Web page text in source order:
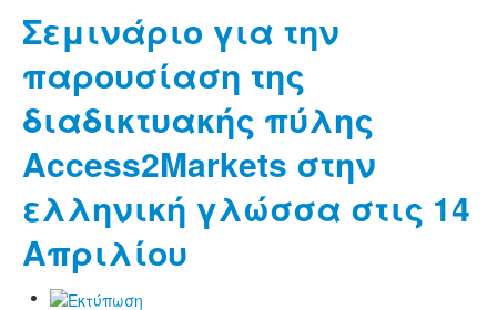
Σεμινάριο για την
παρουσίαση της
διαδικτυακής πύλης
Access2Markets στην
ελληνική γλώσσα στις 14
Απριλίου